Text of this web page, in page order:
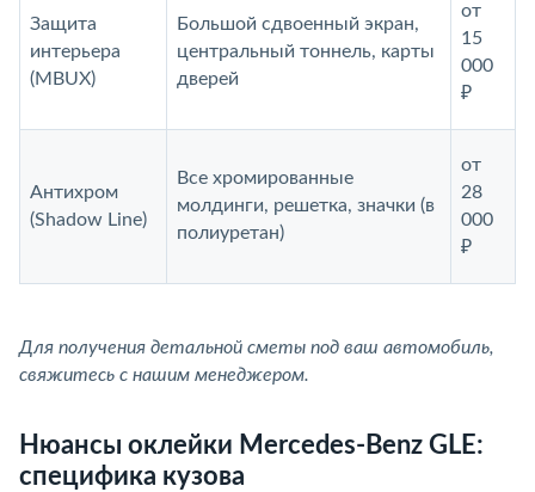
Защита
интерьера
(MBUX)
Большой сдвоенный экран,
центральный тоннель, карты
дверей
от
15
000
₽
Антихром
(Shadow Line)
Все хромированные
молдинги, решетка, значки (в
полиуретан)
от
28
000
₽
Для получения детальной сметы под ваш автомобиль,
свяжитесь с нашим менеджером.
Нюансы оклейки Mercedes-Benz GLE:
специфика кузова